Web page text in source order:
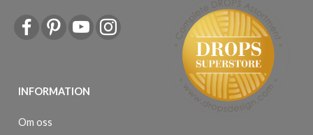
INFORMATION
Om oss